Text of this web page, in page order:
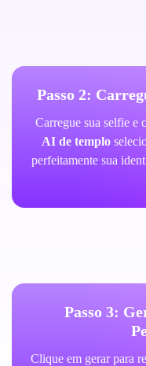
Passo 2:
Carregue sua selfie e
AI de templo
perfeitamente sua
Passo 3:
Clique em gerar para